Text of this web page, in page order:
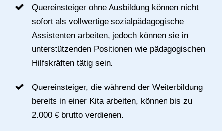
Quereinsteiger ohne Ausbildung können nicht
sofort als vollwertige sozialpädagogische
Assistenten arbeiten, jedoch können sie in
unterstützenden Positionen wie pädagogischen
Hilfskräften tätig sein.
Quereinsteiger, die während der Weiterbildung
bereits in einer Kita arbeiten, können bis zu
2.000 € brutto verdienen.